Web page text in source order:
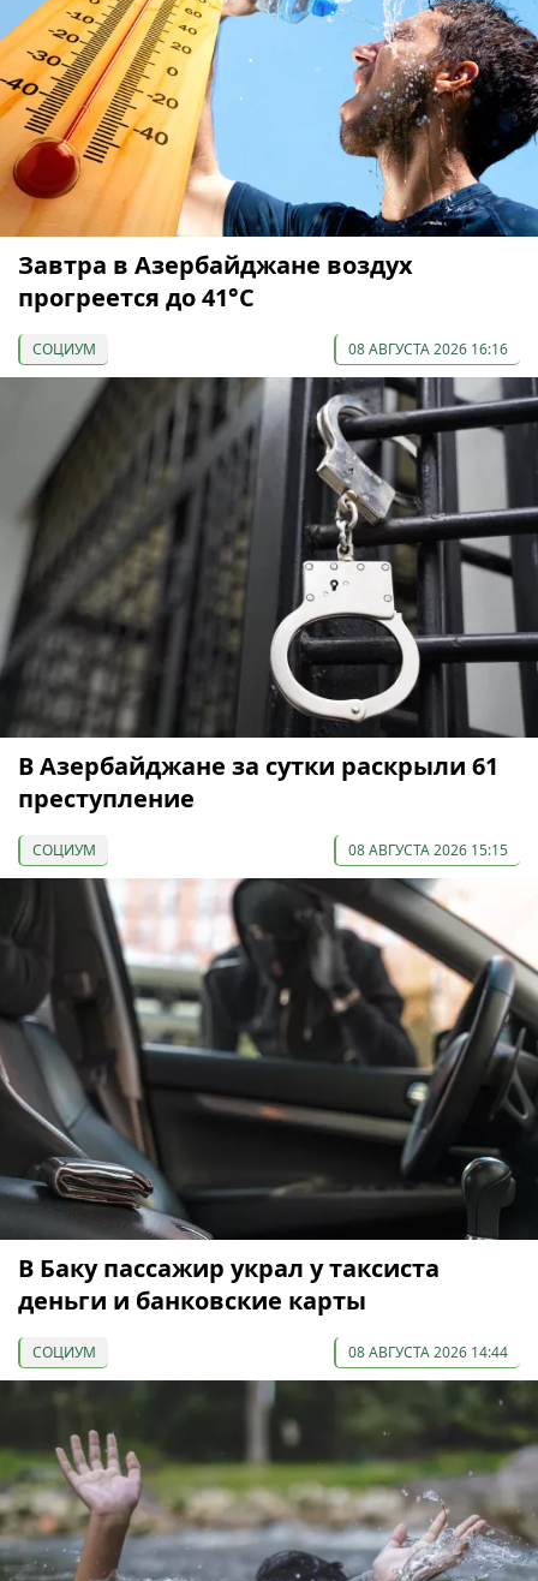
Завтра в Азербайджане воздух
прогреется до 41°С
СОЦИУМ 08 АВГУСТА 2026 16:16
В Азербайджане за сутки раскрыли 61
преступление
СОЦИУМ 08 АВГУСТА 2026 15:15
В Баку пассажир украл у таксиста
деньги и банковские карты
СОЦИУМ 08 АВГУСТА 2026 14:44